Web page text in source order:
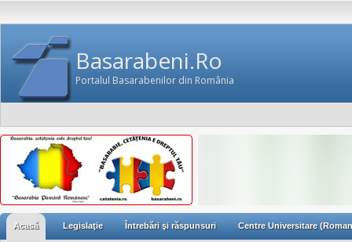
Basarabeni.Ro
Portalul Basarabenilor din România
Acasă Legislaţie Întrebări şi răspunsuri Centre Universitare